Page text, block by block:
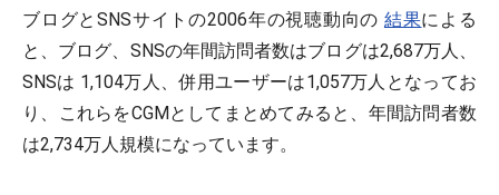
ブログとSNSサイトの2006年の視聴動向の 結果による
と、ブログ、SNSの年間訪問者数はブログは2,687万人、
SNSは 1,104万人、併用ユーザーは1,057万人となってお
り、これらをCGMとしてまとめてみると、年間訪問者数
は2,734万人規模になっています。